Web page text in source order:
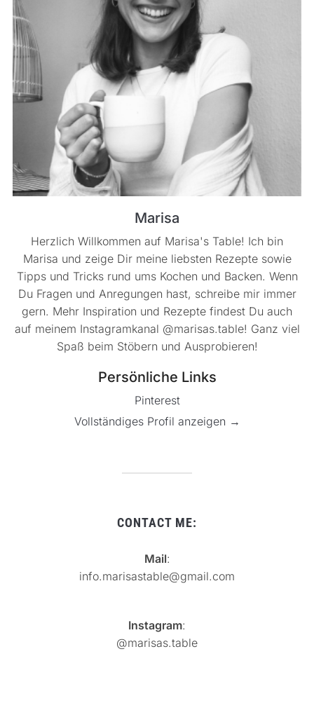
Marisa
Herzlich Willkommen auf Marisa's Table! Ich bin
Marisa und zeige Dir meine liebsten Rezepte sowie
Tipps und Tricks rund ums Kochen und Backen. Wenn
Du Fragen und Anregungen hast, schreibe mir immer
gern. Mehr Inspiration und Rezepte findest Du auch
auf meinem Instagramkanal @marisas.table! Ganz viel
Spaß beim Stöbern und Ausprobieren!
Persönliche Links
Pinterest
Vollständiges Profil anzeigen →
CONTACT ME:
Mail:
info.marisastable@gmail.com
Instagram:
@marisas.table